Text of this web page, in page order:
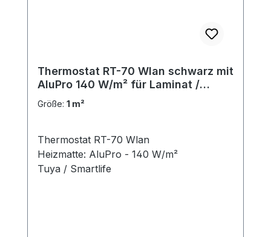
Thermostat RT-70 Wlan schwarz mit
AluPro 140 W/m² für Laminat /
Klickvinyl
Größe: 1 m²
Thermostat RT-70 Wlan
Heizmatte: AluPro - 140 W/m²
Tuya / Smartlife